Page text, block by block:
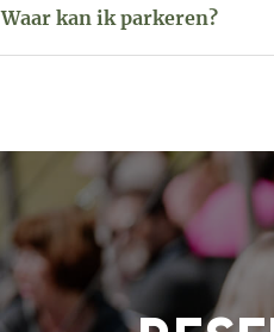
Waar kan ik parkeren?